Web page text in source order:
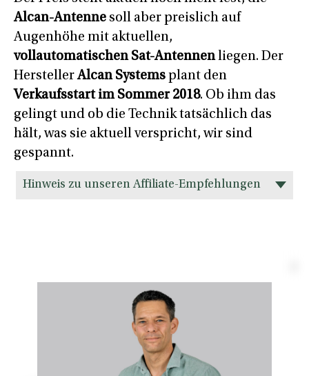
Alcan-Antenne soll aber preislich auf
Augenhöhe mit aktuellen,
vollautomatischen Sat-Antennenliegen. Der
HerstellerAlcan Systems plant den
Verkaufsstart im Sommer 2018. Ob ihm das
gelingt und ob die Technik tatsächlich das
hält, was sie aktuell verspricht, wir sind
gespannt.
Hinweis zu unseren Affiliate-Empfehlungen